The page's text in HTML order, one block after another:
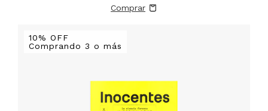
10% OFF
Comprando 3 o más